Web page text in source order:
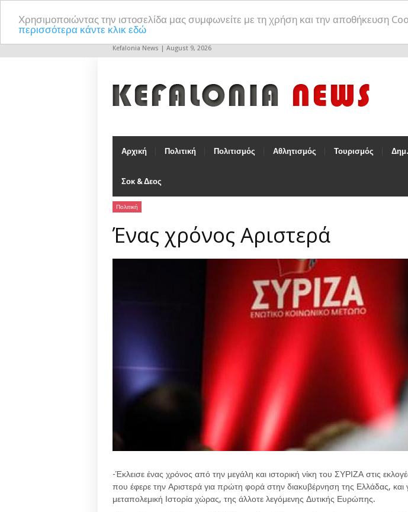
Χρησιμοποιώντας την ιστοσελίδα μας συμφωνείτε με τη χρήση και την αποθήκευση
περισσότερα κάντε κλικ εδώ
Kefalonia News | August 9, 2026
Αρχική Πολιτική Πολιτισμός Αθλητισμός Τουρισμός
Σοκ & Δεος
Πολιτική
Ένας χρόνος Αριστερά
-Έκλεισε ένας χρόνος από την μεγάλη και ιστορική νίκη του ΣΥΡΙΖΑ στις
που έφερε την Αριστερά για πρώτη φορά στην διακυβέρνηση της Ελλάδας,
μεταπολεμική Ιστορία χώρας, της άλλοτε λεγόμενης Δυτικής Ευρώπης.